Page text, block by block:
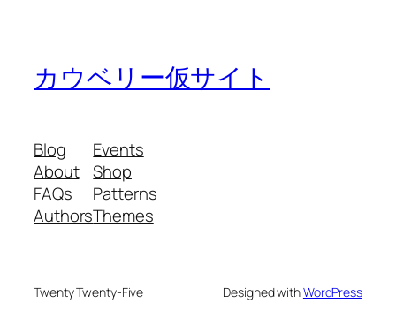
カウベリー仮サイト
Blog
About
FAQs
Authors
Events
Shop
Patterns
Themes
Twenty Twenty-Five Designed withWordPress